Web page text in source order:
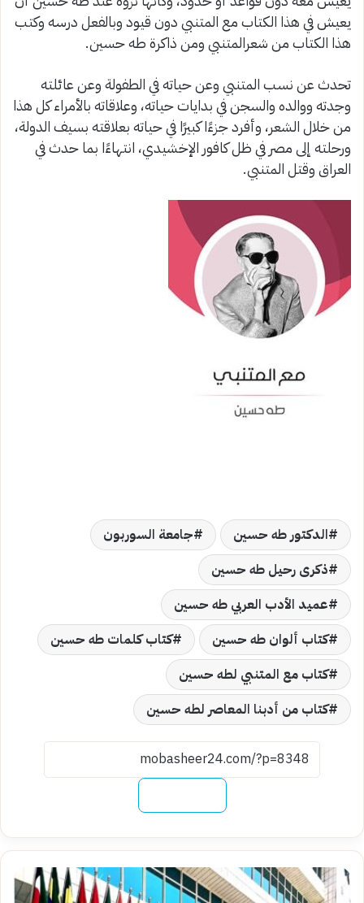
يعيش في هذا الكتاب مع المتنبي دون قيود وبالفعل درسه وكتب
هذا الكتاب من شعرالمتنبي ومن ذاكرة طه حسين.
تحدث عن نسب المتنبي وعن حياته في الطفولة وعن عائلته
وجدته ووالده والسجن في بدايات حياته، وعلاقاته بالأمراء كل هذا
من خلال الشعر، وأفرد جزءًا كبيرًا في حياته بعلاقته بسيف الدولة،
ورحلته إلى مصر في ظل كافور الإخشيدي، انتهاءًا بما حدث في
العراق وقتل المتنبي.
الدكتور طه حسين
جامعة السوربون
ذكرى رحيل طه حسين
عميد الأدب العربي طه حسين
كتاب ألوان طه حسين
كتاب كلمات طه حسين
كتاب مع المتنبي لطه حسين
كتاب من أدبنا المعاصر لطه حسين
السعودية
تستضيف